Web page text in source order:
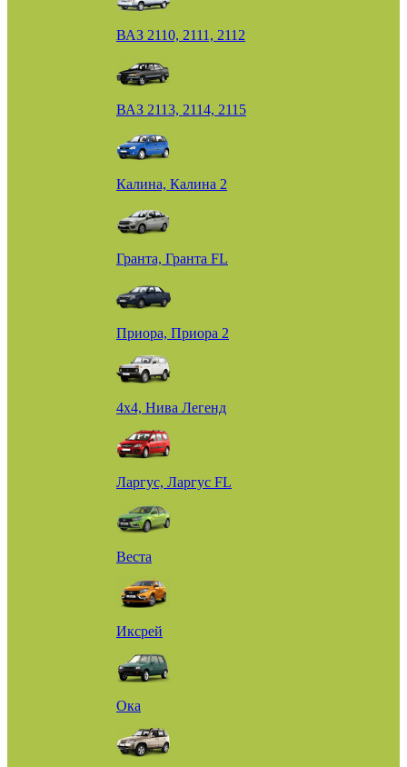
ВАЗ 2110, 2111, 2112
ВАЗ 2113, 2114, 2115
Калина, Калина 2
Гранта, Гранта FL
Приора, Приора 2
4х4, Нива Легенд
Ларгус, Ларгус FL
Веста
Иксрей
Ока